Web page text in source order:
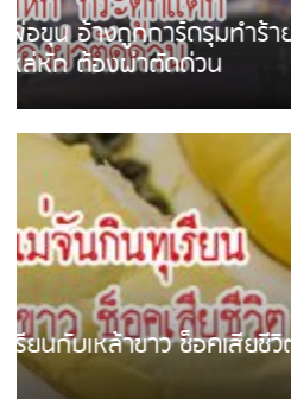
ชาวเน็ตสวดยับ! พบพม่
หน้าพ่อขุนฯ พอไม่ซื้อเ
ชาวเน็ตฮา! รถเครื่องแม่
แล้วหนี พบเสาหัก เบรค